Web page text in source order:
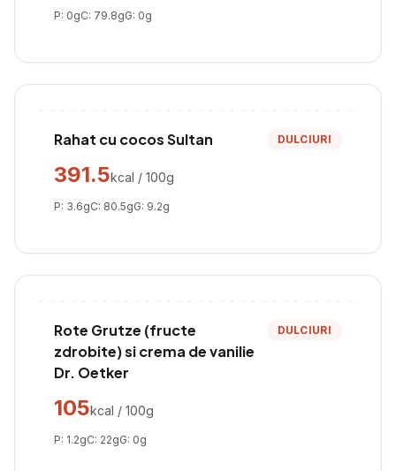
P: 0gC: 79.8gG: 0g
Rahat cu cocos Sultan DULCIURI
391.5kcal / 100g
P: 3.6gC: 80.5gG: 9.2g
Rote Grutze (fructe
zdrobite) si crema de vanilie
Dr. Oetker
DULCIURI
105kcal / 100g
P: 1.2gC: 22gG: 0g